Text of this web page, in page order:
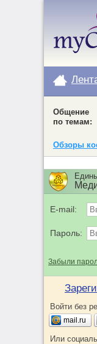
Общение
по темам:
Обзоры
E-mail:
Пароль:
Забыли
Войти без
mail.ru
Или